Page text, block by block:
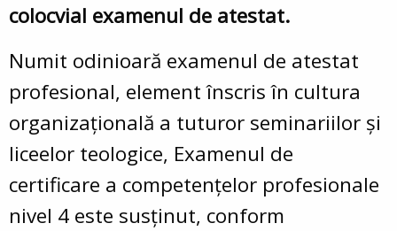
colocvial examenul de atestat.
Numit odinioară examenul de atestat
profesional, element înscris în cultura
organizațională a tuturor seminariilor și
liceelor teologice, Examenul de
certificare a competențelor profesionale
nivel 4 este susținut, conform